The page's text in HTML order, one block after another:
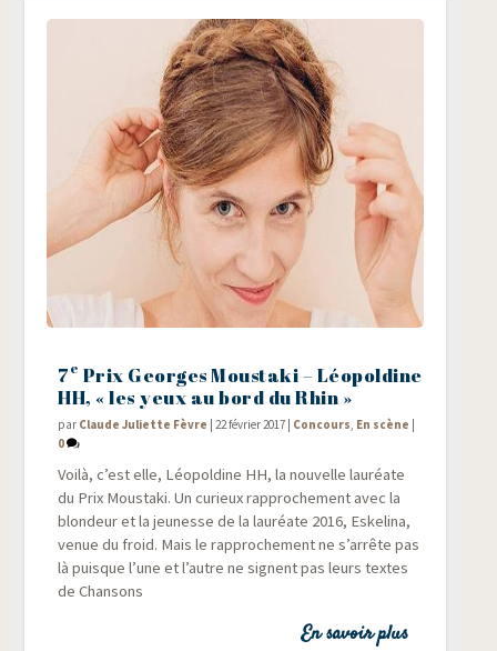
7e Prix Georges Moustaki – Léopoldine
HH, « les yeux au bord du Rhin »
par Claude Juliette Fèvre |22 février 2017 Concours, En scène
0
Voi­là, c’est elle, Léo­pol­dine HH, la nou­velle lau­réate
du Prix Mous­ta­ki. Un curieux rap­pro­che­ment avec la
blon­deur et la jeu­nesse de la lau­réate 2016, Eske­li­na,
venue du froid. Mais le rap­pro­che­ment ne s’arrête pas
là puisque l’une et l’autre ne signent pas leurs textes
de Chansons
En savoir plus